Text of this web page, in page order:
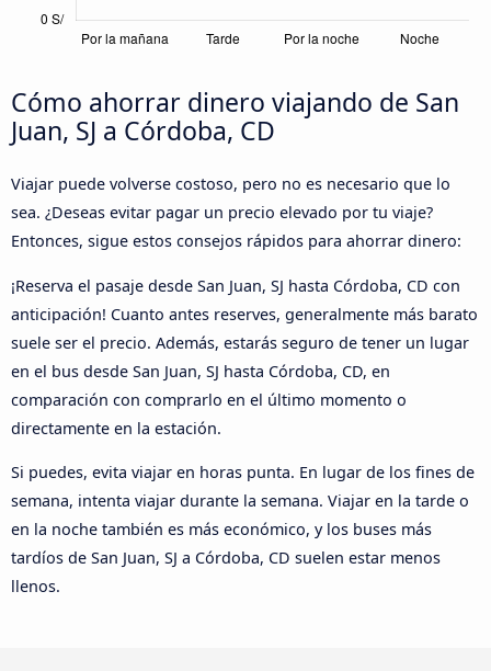
Cómo ahorrar dinero viajando de San
Juan, SJ a Córdoba, CD
Viajar puede volverse costoso, pero no es necesario que lo
sea. ¿Deseas evitar pagar un precio elevado por tu viaje?
Entonces, sigue estos consejos rápidos para ahorrar dinero:
¡Reserva el pasaje desde San Juan, SJ hasta Córdoba, CD con
anticipación! Cuanto antes reserves, generalmente más barato
suele ser el precio. Además, estarás seguro de tener un lugar
en el bus desde San Juan, SJ hasta Córdoba, CD, en
comparación con comprarlo en el último momento o
directamente en la estación.
Si puedes, evita viajar en horas punta. En lugar de los fines de
semana, intenta viajar durante la semana. Viajar en la tarde o
en la noche también es más económico, y los buses más
tardíos de San Juan, SJ a Córdoba, CD suelen estar menos
llenos.